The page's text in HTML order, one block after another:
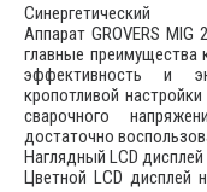
Синергетический
Аппарат GROVERS MIG
главные преимущества
эффективность и
кропотливой
сварочного
достаточно
Наглядный LCD дисплей
Цветной LCD дисплей